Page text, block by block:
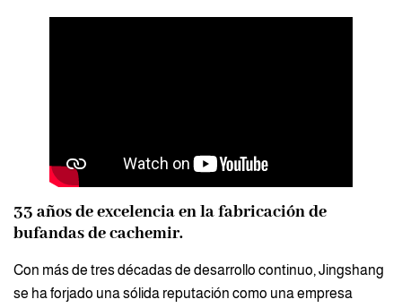
33 años de excelencia en la fabricación de
bufandas de cachemir.
Con más de tres décadas de desarrollo continuo, Jingshang
se ha forjado una sólida reputación como una empresa